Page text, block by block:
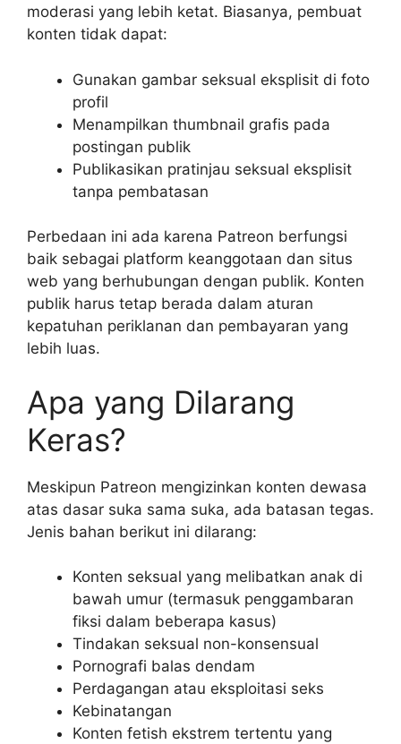
moderasi yang lebih ketat. Biasanya, pembuat
konten tidak dapat:
Gunakan gambar seksual eksplisit di foto
profil
Menampilkan thumbnail grafis pada
postingan publik
Publikasikan pratinjau seksual eksplisit
tanpa pembatasan
Perbedaan ini ada karena Patreon berfungsi
baik sebagai platform keanggotaan dan situs
web yang berhubungan dengan publik. Konten
publik harus tetap berada dalam aturan
kepatuhan periklanan dan pembayaran yang
lebih luas.
Apa yang Dilarang
Keras?
Meskipun Patreon mengizinkan konten dewasa
atas dasar suka sama suka, ada batasan tegas.
Jenis bahan berikut ini dilarang:
Konten seksual yang melibatkan anak di
bawah umur (termasuk penggambaran
fiksi dalam beberapa kasus)
Tindakan seksual non-konsensual
Pornografi balas dendam
Perdagangan atau eksploitasi seks
Kebinatangan
Konten fetish ekstrem tertentu yang